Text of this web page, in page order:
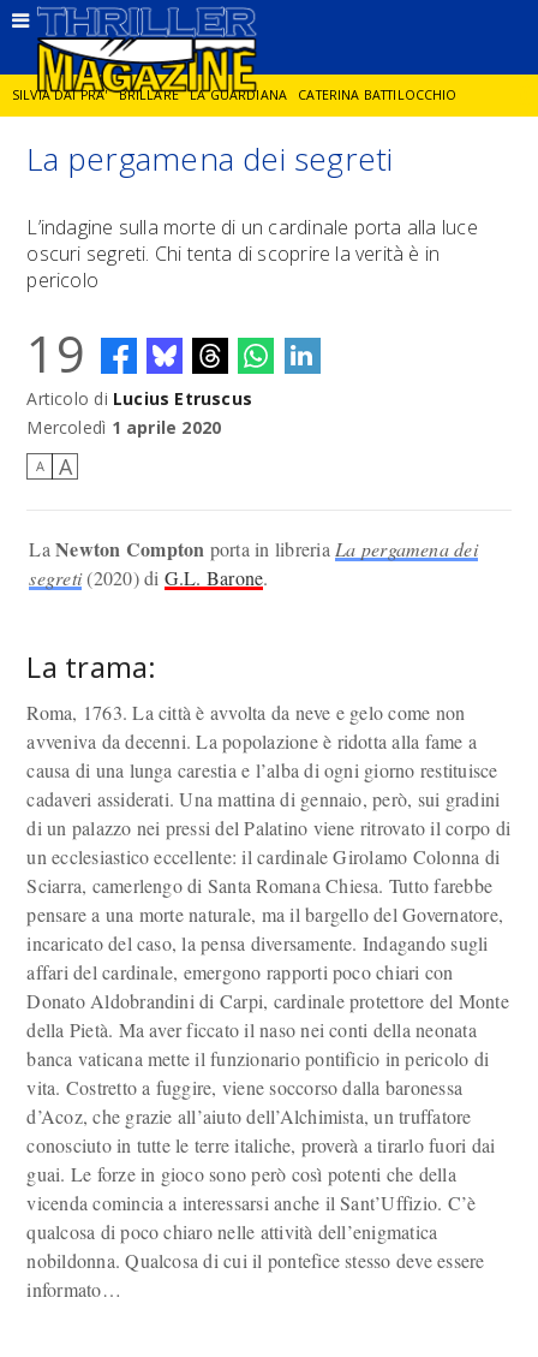
SILVIA DAI PRA' BRILLARE LA GUARDIANA CATERINA BATTILOCCHIO
JORGE DIAZ LA SPIA DELITTO IN CORNICE GIANCARLO DE CATALDO
DIEGO ZANDEL GLI ANNI DI PIETRA
La pergamena dei segreti
L’indagine sulla morte di un cardinale porta alla luce
oscuri segreti. Chi tenta di scoprire la verità è in
pericolo
19
Articolo di Lucius Etruscus
Mercoledì 1 aprile 2020
A A
LaNewton Compton porta in libreria La pergamena dei
segreti(2020) di G.L. Barone.
La trama:
Roma, 1763. La città è avvolta da neve e gelo come non
avveniva da decenni. La popolazione è ridotta alla fame a
causa di una lunga carestia e l’alba di ogni giorno restituisce
cadaveri assiderati. Una mattina di gennaio, però, sui gradini
di un palazzo nei pressi del Palatino viene ritrovato il corpo di
un ecclesiastico eccellente: il cardinale Girolamo Colonna di
Sciarra, camerlengo di Santa Romana Chiesa. Tutto farebbe
pensare a una morte naturale, ma il bargello del Governatore,
incaricato del caso, la pensa diversamente. Indagando sugli
affari del cardinale, emergono rapporti poco chiari con
Donato Aldobrandini di Carpi, cardinale protettore del Monte
della Pietà. Ma aver ficcato il naso nei conti della neonata
banca vaticana mette il funzionario pontificio in pericolo di
vita. Costretto a fuggire, viene soccorso dalla baronessa
d’Acoz, che grazie all’aiuto dell’Alchimista, un truffatore
conosciuto in tutte le terre italiche, proverà a tirarlo fuori dai
guai. Le forze in gioco sono però così potenti che della
vicenda comincia a interessarsi anche il Sant’Uffizio. C’è
qualcosa di poco chiaro nelle attività dell’enigmatica
nobildonna. Qualcosa di cui il pontefice stesso deve essere
informato…